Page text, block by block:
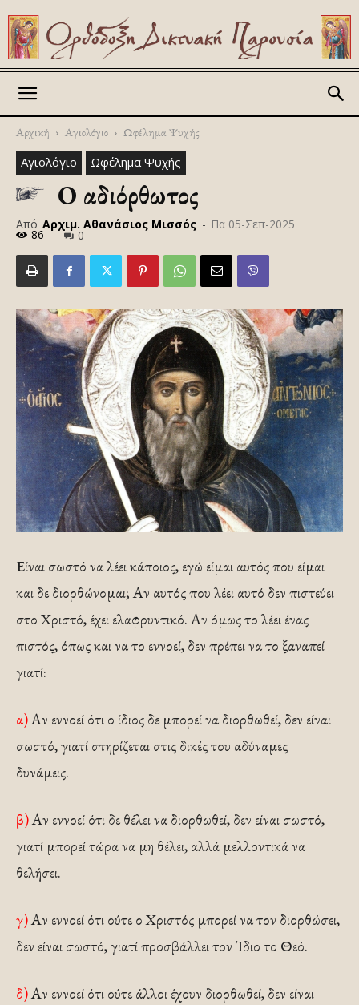
Αρχική Αγιολόγιο Ωφέλημα Ψυχής
Αγιολόγιο Ωφέλημα Ψυχής
Ο αδιόρθωτος
Από Αρχιμ. Αθανάσιος Μισσός - Πα 05-Σεπ-2025
86 0
Είναι σωστό να λέει κάποιος, εγώ είμαι αυτός που είμαι
και δε διορθώνομαι; Αν αυτός που λέει αυτό δεν πιστεύει
στο Χριστό, έχει ελαφρυντικό. Αν όμως το λέει ένας
πιστός, όπως και να το εννοεί, δεν πρέπει να το ξαναπεί
γιατί:
α)Αν εννοεί ότι ο ίδιος δε μπορεί να διορθωθεί, δεν είναι
σωστό, γιατί στηρίζεται στις δικές του αδύναμες
δυνάμεις.
β)Αν εννοεί ότι δε θέλει να διορθωθεί, δεν είναι σωστό,
γιατί μπορεί τώρα να μη θέλει, αλλά μελλοντικά να
θελήσει.
γ)Αν εννοεί ότι ούτε ο Χριστός μπορεί να τον διορθώσει,
δεν είναι σωστό, γιατί προσβάλλει τον Ίδιο το Θεό.
δ)Αν εννοεί ότι ούτε άλλοι έχουν διορθωθεί, δεν είναι